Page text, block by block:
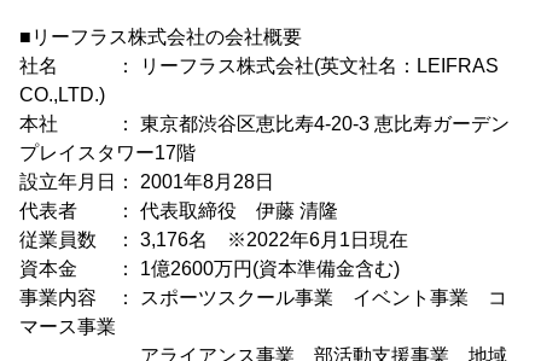
■リーフラス株式会社の会社概要
社名 ： リーフラス株式会社(英文社名：LEIFRAS
CO.,LTD.)
本社 ： 東京都渋谷区恵比寿4-20-3 恵比寿ガーデン
プレイスタワー17階
設立年月日： 2001年8月28日
代表者 ： 代表取締役 伊藤 清隆
従業員数 ： 3,176名 ※2022年6月1日現在
資本金 ： 1億2600万円(資本準備金含む)
事業内容 ： スポーツスクール事業 イベント事業 コ
マース事業
アライアンス事業 部活動支援事業 地域